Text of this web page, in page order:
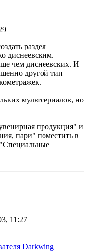
раздел
диснеевским.
чем диснеевских. И
другой тип
мультсериалов, но
продукция" и
пари" поместить в
11:27
Darkwing